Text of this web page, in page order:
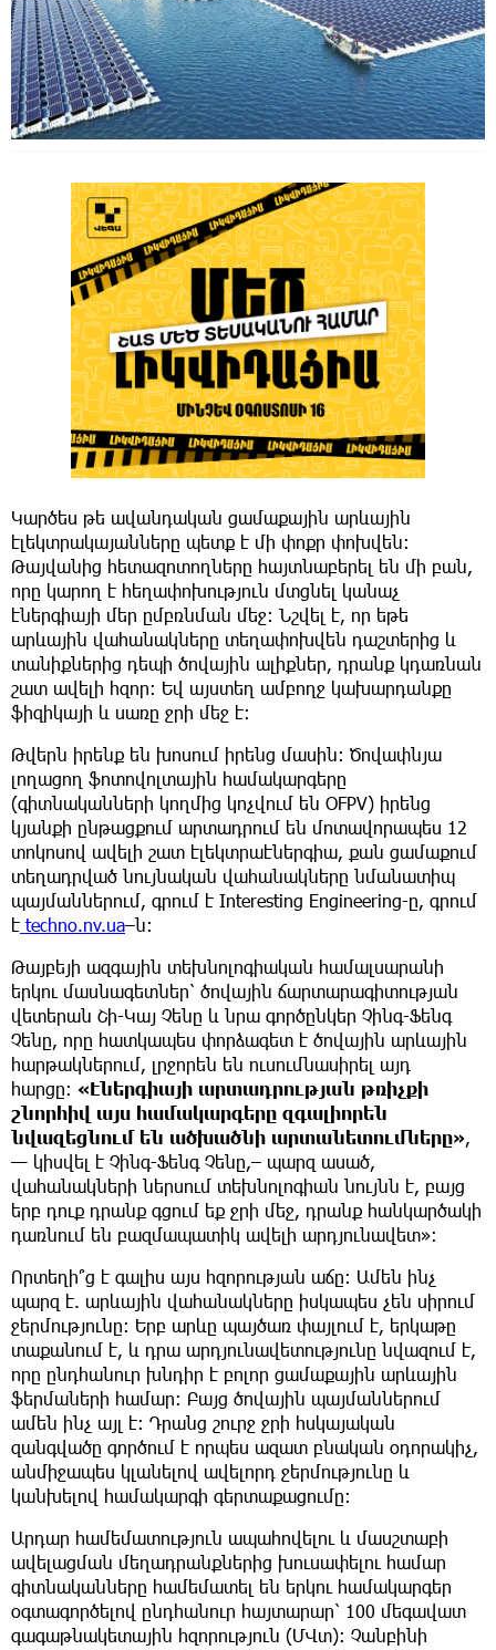
Կարծես թե ավանդական ցամաքային արևային
էլեկտրակայանները պետք է մի փոքր փոխվեն:
Թայվանից հետազոտողները հայտնաբերել են մի բան,
որը կարող է հեղափոխություն մտցնել կանաչ
էներգիայի մեր ըմբռնման մեջ: Նշվել է, որ եթե
արևային վահանակները տեղափոխվեն դաշտերից և
տանիքներից դեպի ծովային ալիքներ, դրանք կդառնան
շատ ավելի հզոր: Եվ այստեղ ամբողջ կախարդանքը
ֆիզիկայի և սառը ջրի մեջ է:
Թվերն իրենք են խոսում իրենց մասին: Ծովափնյա
լողացող ֆոտովոլտային համակարգերը
(գիտնականների կողմից կոչվում են OFPV) իրենց
կյանքի ընթացքում արտադրում են մոտավորապես 12
տոկոսով ավելի շատ էլեկտրաէներգիա, քան ցամաքում
տեղադրված նույնական վահանակները նմանատիպ
պայմաններում, գրում է Interesting Engineering-ը, գրում
է techno.nv.ua–ն:
Թայբեյի ազգային տեխնոլոգիական համալսարանի
երկու մասնագետներ՝ ծովային ճարտարագիտության
վետերան Շի-Կայ Չենը և նրա գործընկեր Չինգ-Ֆենգ
Չենը, որը հատկապես փորձագետ է ծովային արևային
հարթակներում, լրջորեն են ուսումնասիրել այդ
հարցը։ «Էներգիայի արտադրության թռիչքի
շնորհիվ այս համակարգերը զգալիորեն
նվազեցնում են ածխածնի արտանետումները»
— կիսվել է Չինգ-Ֆենգ Չենը,– պարզ ասած,
վահանակների ներսում տեխնոլոգիան նույնն է, բայց
երբ դուք դրանք գցում եք ջրի մեջ, դրանք հանկարծակի
դառնում են բազմապատիկ ավելի արդյունավետ»։
Որտեղի՞ց է գալիս այս հզորության աճը։ Ամեն ինչ
պարզ է. արևային վահանակները իսկապես չեն սիրում
ջերմությունը։ Երբ արևը պայծառ փայլում է, երկաթը
տաքանում է, և դրա արդյունավետությունը նվազում է,
որը ընդհանուր խնդիր է բոլոր ցամաքային արևային
ֆերմաների համար։ Բայց ծովային պայմաններում
ամեն ինչ այլ է։ Դրանց շուրջ ջրի հսկայական
զանգվածը գործում է որպես ազատ բնական օդորակիչ,
անմիջապես կլանելով ավելորդ ջերմությունը և
կանխելով համակարգի գերտաքացումը։
Արդար համեմատություն ապահովելու և մասշտաբի
ավելացման մեղադրանքներից խուսափելու համար
գիտնականները համեմատել են երկու համակարգեր
օգտագործելով ընդհանուր հայտարար՝ 100 մեգավատ
գագաթնակետային հզորություն (ՄՎտ)։ Չանբինի